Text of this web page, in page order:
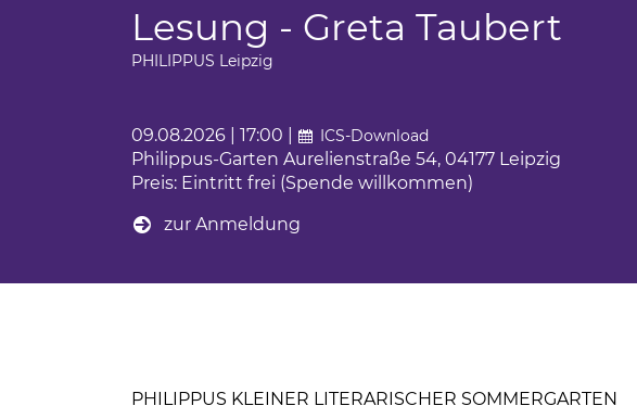
Ferienfahrten für Menschen mit Autismus
Ein Rollstuhl-Transportrad für Philippus
Lesung - Greta Taubert
PHILIPPUS Leipzig
09.08.2026 | 17:00 | ICS-Download
Philippus-Garten Aurelienstraße 54, 04177 Leipzig
Preis: Eintritt frei (Spende willkommen)
zur Anmeldung
PHILIPPUS KLEINER LITERARISCHER SOMMERGARTEN